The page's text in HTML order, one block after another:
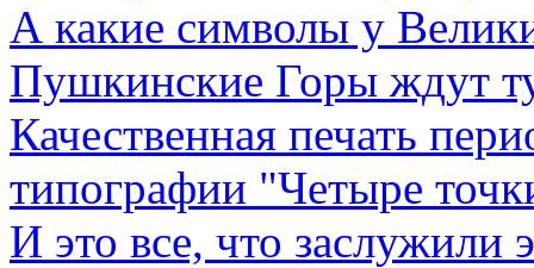
А какие символы у
Пушкинские Горы ждут
Качественная печать
типографии "Четыре
И это все, что заслужили